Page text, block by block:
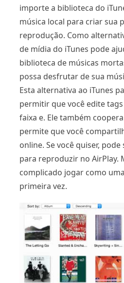
importe a biblioteca do
música local para criar sua
reprodução. Como
de mídia do iTunes pode
biblioteca de músicas
possa desfrutar de sua
Esta alternativa ao iTunes
permitir que você edite
faixa e. Ele também
permite que você
online. Se você quiser,
para reproduzir no AirPlay.
complicado jogar como
primeira vez.